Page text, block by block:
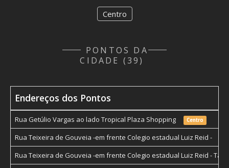
Centro
PONTOS DA
CIDADE (39)
Endereços dos Pontos
Rua Getúlio Vargas ao lado Tropical Plaza Shopping Centro
Rua Teixeira de Gouveia -em frente Colegio estadual Luiz Reid -
Rua Teixeira de Gouveia -em frente Colegio estadual Luiz Reid -